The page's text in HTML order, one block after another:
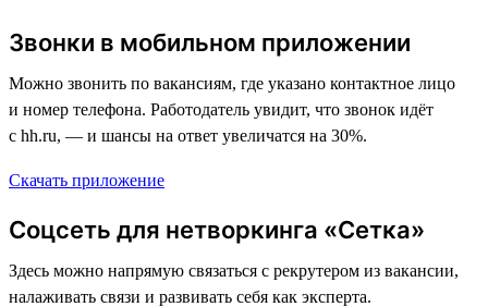
Звонки в мобильном приложении
Можно звонить по вакансиям, где указано контактное лицо
и номер телефона. Работодатель увидит, что звонок идёт
с hh.ru, — и шансы на ответ увеличатся на 30%.
Скачать приложение
Соцсеть для нетворкинга «Сетка»
Здесь можно напрямую связаться с рекрутером из вакансии,
налаживать связи и развивать себя как эксперта.